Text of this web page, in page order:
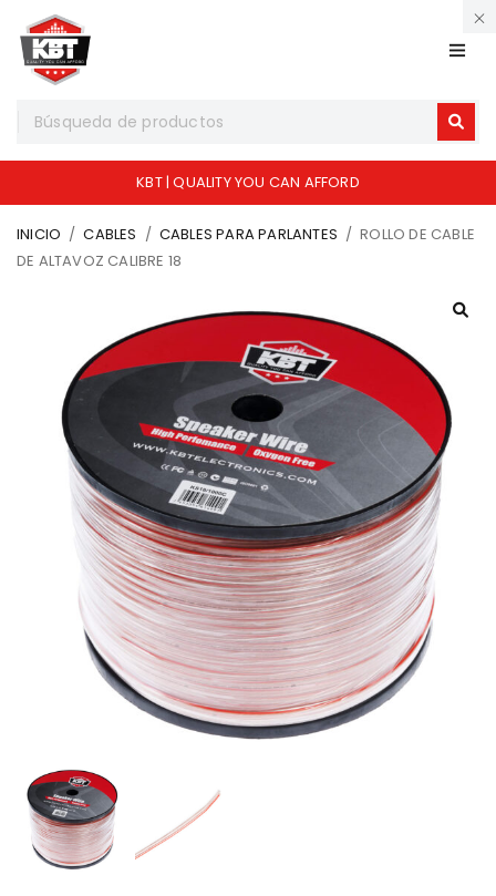
KBT | QUALITY YOU CAN AFFORD
INICIO / CABLES / CABLES PARA PARLANTES / ROLLO DE CABLE
DE ALTAVOZ CALIBRE 18